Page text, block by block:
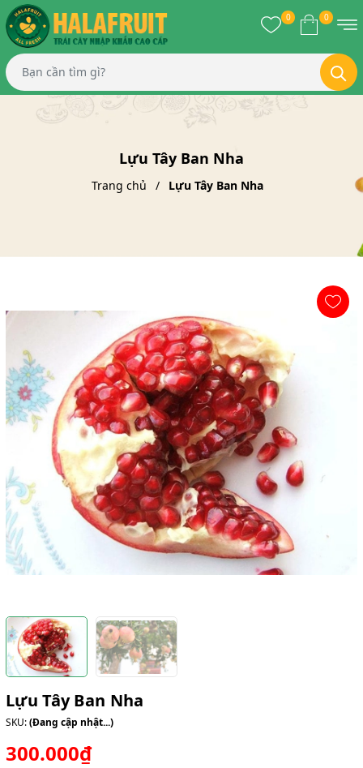
0 0
Lựu Tây Ban Nha
Trang chủ Lựu Tây Ban Nha
Lựu Tây Ban Nha
SKU:(Đang cập nhật...)
300.000₫